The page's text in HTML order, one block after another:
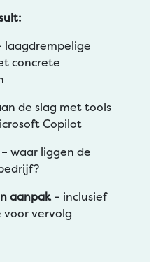
laagdrempelige
concrete
de slag met tools
Copilot
– waar liggen de
aanpak – inclusief
vervolg